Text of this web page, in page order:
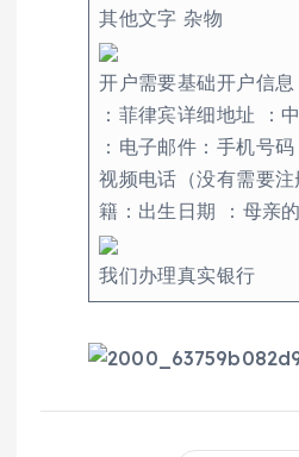
其他文字 杂物
开户需要基础开户信
：菲律宾详细地址 ：
：电子邮件：手机号
视频电话（没有需要
籍：出生日期 ：母亲的
我们办理真实银行